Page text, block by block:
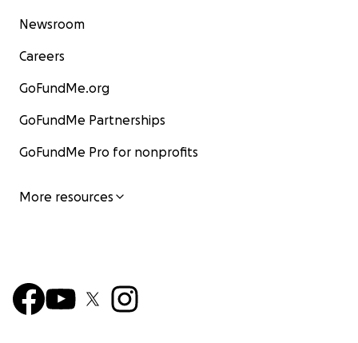
Newsroom
Careers
GoFundMe.org
GoFundMe Partnerships
GoFundMe Pro for nonprofits
More resources